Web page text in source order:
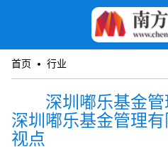
首页 行业
深圳嘟乐基金
深圳嘟乐基金管理
视点